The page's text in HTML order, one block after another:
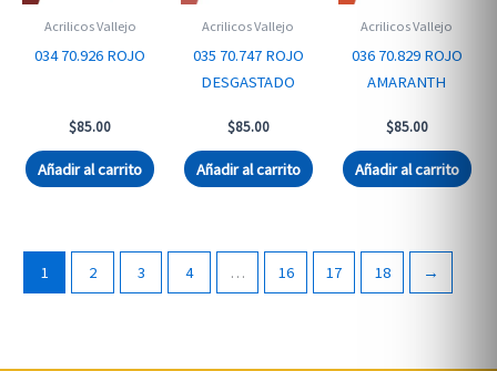
Acrilicos Vallejo
034 70.926 ROJO
$85.00
Añadir al carrito
Acrilicos Vallejo
035 70.747 ROJO
DESGASTADO
$85.00
Añadir al carrito
Acrilicos Vallejo
036 70.829 ROJO
AMARANTH
$85.00
Añadir al carrito
1 2 3 4 … 16 17 18 →